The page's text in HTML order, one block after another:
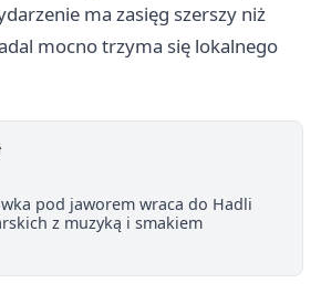
ma zasięg szerszy niż
mocno trzyma się lokalnego
pod jaworem wraca do Hadli
z muzyką i smakiem